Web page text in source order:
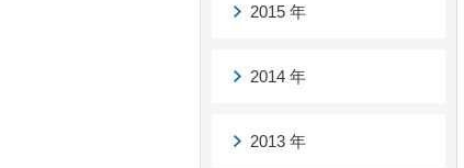
2015 年
2014 年
2013 年